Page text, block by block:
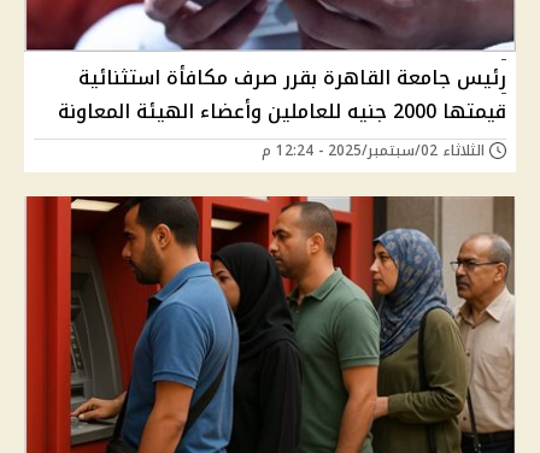
رئيس جامعة القاهرة بقرر صرف مكافأة استثنائية
قيمتها 2000 جنيه للعاملين وأعضاء الهيئة المعاونة
الثلاثاء 02/سبتمبر/2025 - 12:24 م